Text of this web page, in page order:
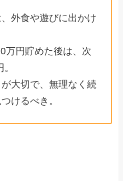
外食や遊びに出かけ
万円貯めた後は、次
大切で、無理なく続
けるべき。